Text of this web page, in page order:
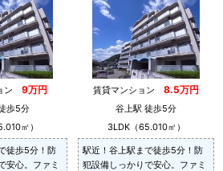
ン 9万円
歩5分
㎡）
徒歩5分！防
安心。ファミ
賃貸マンション 8.5万円
谷上駅 徒歩5分
3LDK（65.010㎡）
駅近！谷上駅まで徒歩5分！防
犯設備しっかりで安心。ファミ